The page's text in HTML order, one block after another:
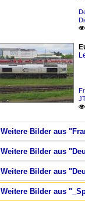


Weitere Bilder aus
Weitere Bilder aus
Weitere Bilder aus
Weitere Bilder aus